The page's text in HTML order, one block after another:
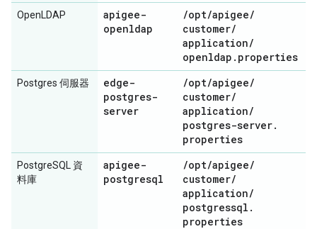
OpenLDAP
apigee-
openldap
/opt/apigee/
customer/
application/
openldap . properties
Postgres 伺服器
edge-
postgres-
server
/opt/apigee/
customer/
application/
postgres-server.
properties
PostgreSQL 資
料庫
apigee-
postgresql
/opt/apigee/
customer/
application/
postgressql .
properties